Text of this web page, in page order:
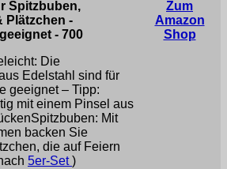
Spitzbuben,
Plätzchen -
- 700
Die
Edelstahl sind für
geeignet – Tipp:
mit einem Pinsel aus
Mit
backen Sie
die auf Feiern
5er-Set)
Zum
Amazon
Shop